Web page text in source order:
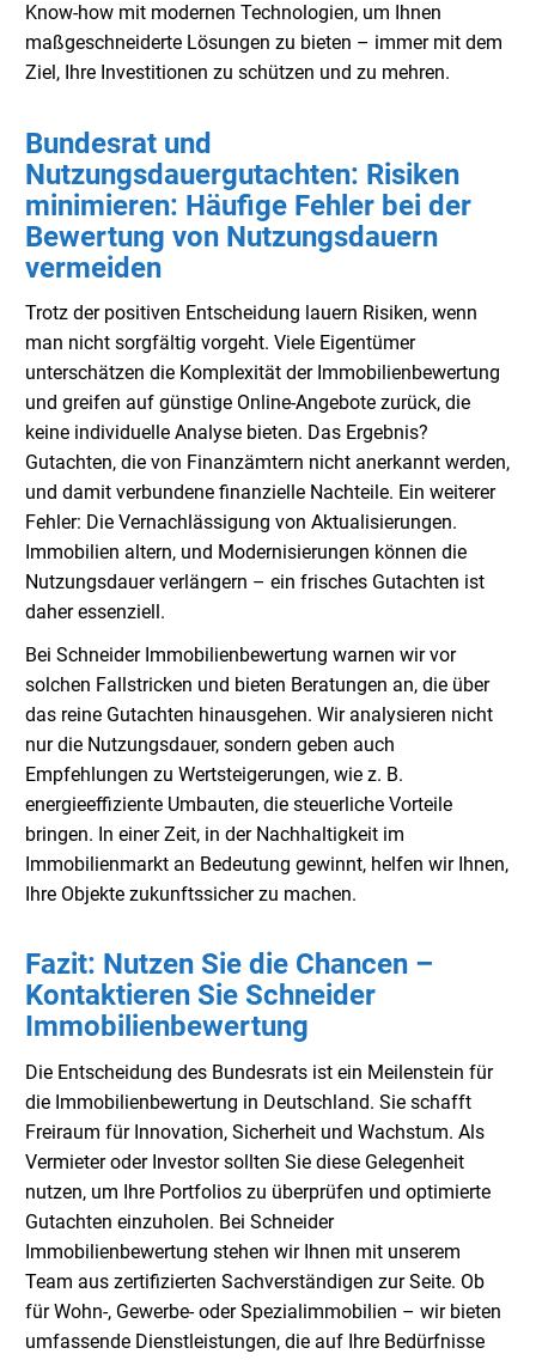
Know-how mit modernen Technologien, um Ihnen
maßgeschneiderte Lösungen zu bieten – immer mit dem
Ziel, Ihre Investitionen zu schützen und zu mehren.
Bundesrat und
Nutzungsdauergutachten: Risiken
minimieren: Häufige Fehler bei der
Bewertung von Nutzungsdauern
vermeiden
Trotz der positiven Entscheidung lauern Risiken, wenn
man nicht sorgfältig vorgeht. Viele Eigentümer
unterschätzen die Komplexität der Immobilienbewertung
und greifen auf günstige Online-Angebote zurück, die
keine individuelle Analyse bieten. Das Ergebnis?
Gutachten, die von Finanzämtern nicht anerkannt werden,
und damit verbundene finanzielle Nachteile. Ein weiterer
Fehler: Die Vernachlässigung von Aktualisierungen.
Immobilien altern, und Modernisierungen können die
Nutzungsdauer verlängern – ein frisches Gutachten ist
daher essenziell.
Bei Schneider Immobilienbewertung warnen wir vor
solchen Fallstricken und bieten Beratungen an, die über
das reine Gutachten hinausgehen. Wir analysieren nicht
nur die Nutzungsdauer, sondern geben auch
Empfehlungen zu Wertsteigerungen, wie z. B.
energieeffiziente Umbauten, die steuerliche Vorteile
bringen. In einer Zeit, in der Nachhaltigkeit im
Immobilienmarkt an Bedeutung gewinnt, helfen wir Ihnen,
Ihre Objekte zukunftssicher zu machen.
Fazit: Nutzen Sie die Chancen –
Kontaktieren Sie Schneider
Immobilienbewertung
Die Entscheidung des Bundesrats ist ein Meilenstein für
die Immobilienbewertung in Deutschland. Sie schafft
Freiraum für Innovation, Sicherheit und Wachstum. Als
Vermieter oder Investor sollten Sie diese Gelegenheit
nutzen, um Ihre Portfolios zu überprüfen und optimierte
Gutachten einzuholen. Bei Schneider
Immobilienbewertung stehen wir Ihnen mit unserem
Team aus zertifizierten Sachverständigen zur Seite. Ob
für Wohn-, Gewerbe- oder Spezialimmobilien – wir bieten
umfassende Dienstleistungen, die auf Ihre Bedürfnisse